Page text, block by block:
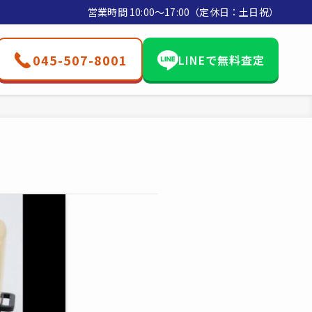
営業時間 10:00〜17:00（定休日：土日祝）
045-507-8001 LINEで無料査定